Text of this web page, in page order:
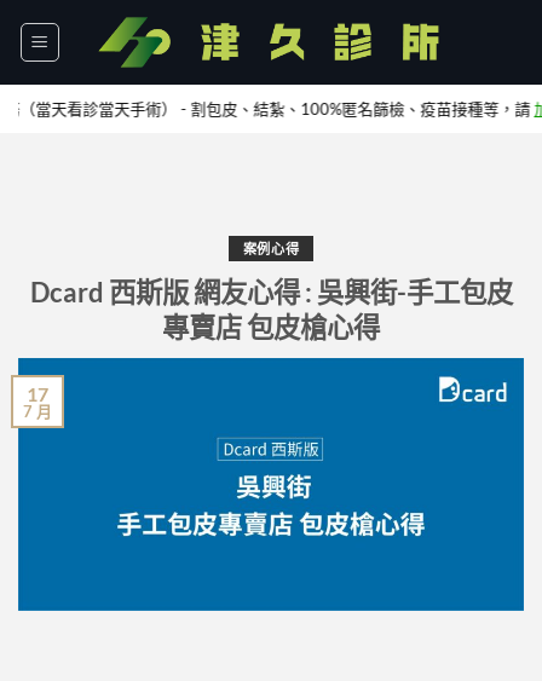
看診當天手術） - 割包皮、結紮、100%匿名篩檢、疫苗接種等，請加
案例心得
Dcard 西斯版 網友心得 : 吳興街-手工包皮
專賣店 包皮槍心得
17
7 月